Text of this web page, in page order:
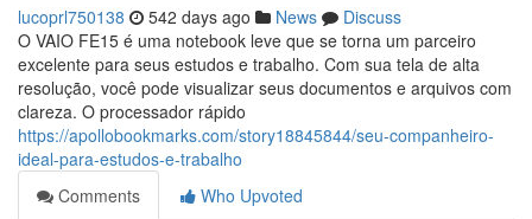
lucoprl750138 542 days ago News
Discuss
O VAIO FE15 é uma notebook leve que se torna um parceiro
excelente para seus estudos e trabalho. Com sua tela de alta
resolução, você pode visualizar seus documentos e arquivos com
clareza. O processador rápido
https://apollobookmarks.com/story18845844/seu-companheiro-
ideal-para-estudos-e-trabalho
Comments
Who Upvoted